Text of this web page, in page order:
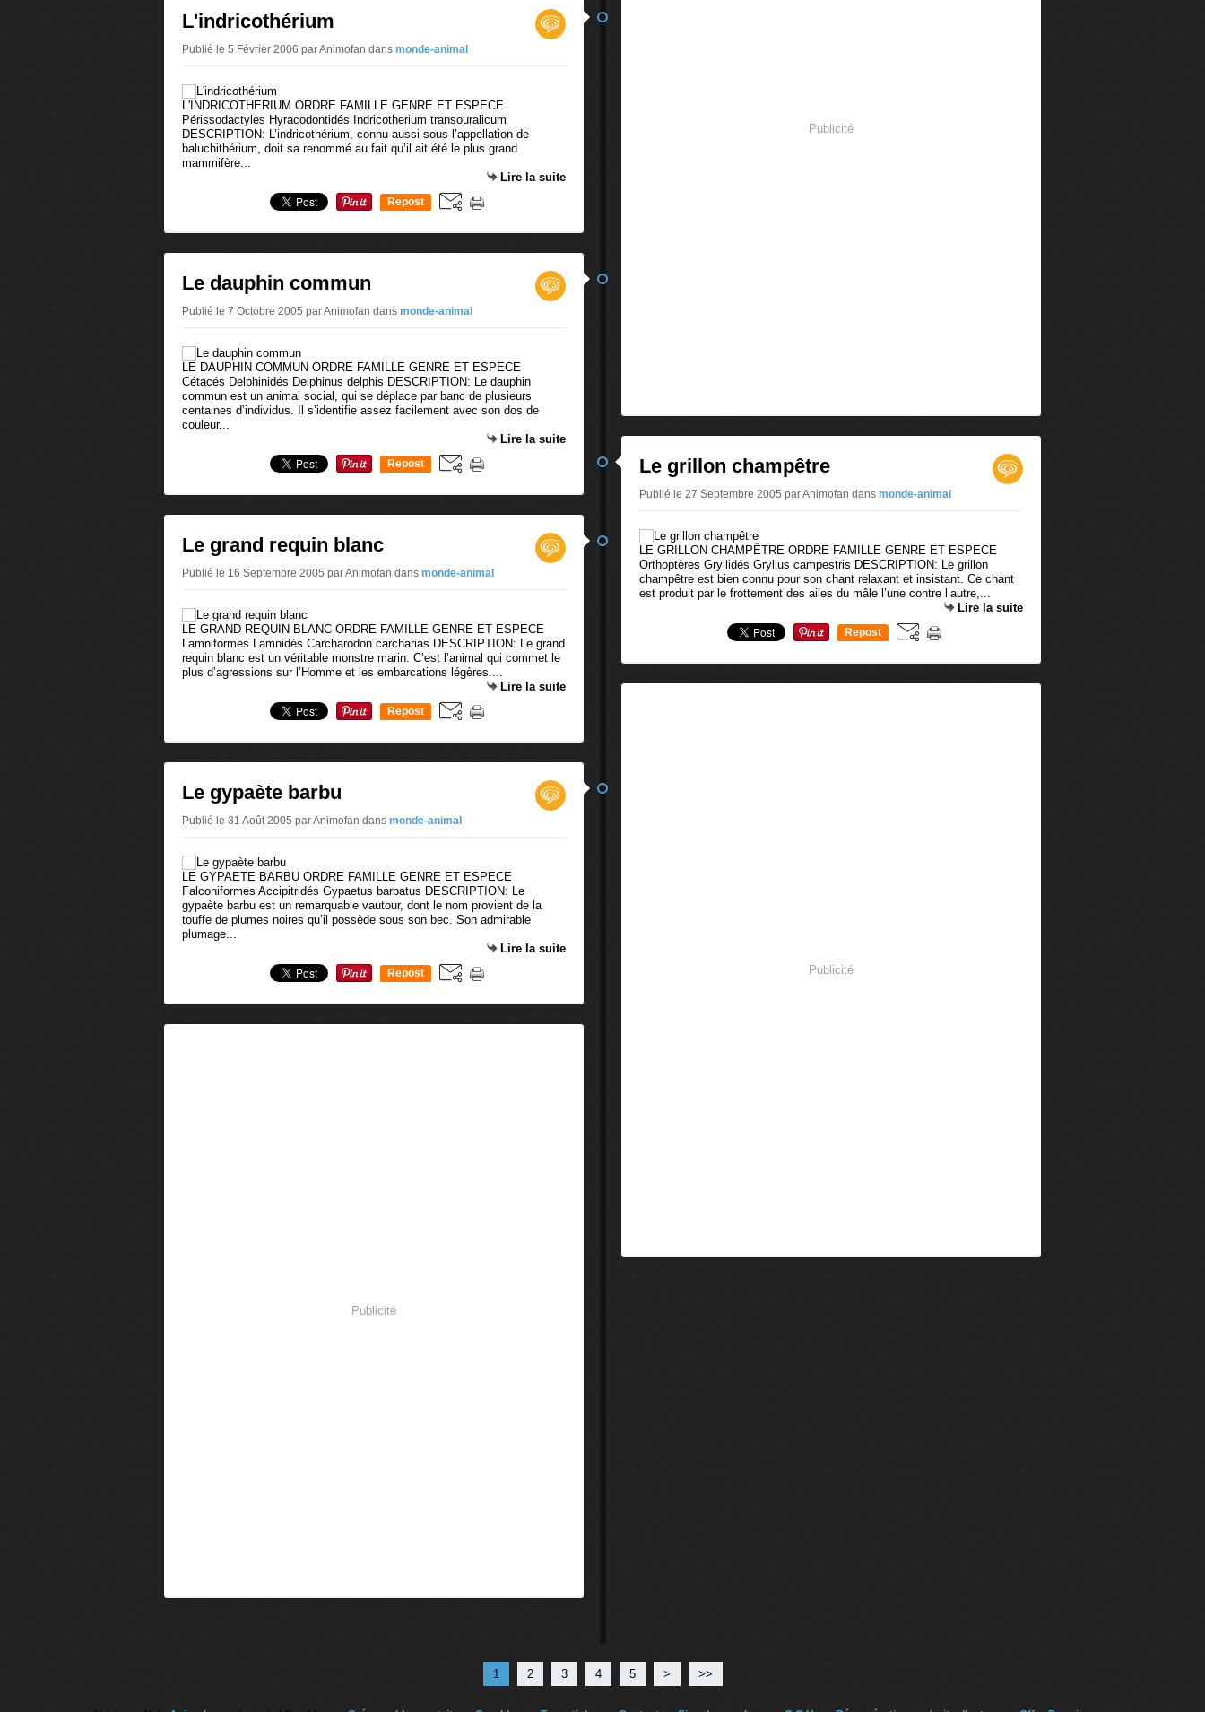
L'indricothérium
Publié le 5 Février 2006 par Animofan dans monde-animal
L'INDRICOTHERIUM ORDRE FAMILLE GENRE ET ESPECE
Périssodactyles Hyracodontidés Indricotherium transouralicum
DESCRIPTION: L’indricothérium, connu aussi sous l’appellation de
baluchithérium, doit sa renommé au fait qu’il ait été le plus grand
mammifère...
Lire la suite
Repost
Le dauphin commun
Publié le 7 Octobre 2005 par Animofan dans monde-animal
LE DAUPHIN COMMUN ORDRE FAMILLE GENRE ET ESPECE
Cétacés Delphinidés Delphinus delphis DESCRIPTION: Le dauphin
commun est un animal social, qui se déplace par banc de plusieurs
centaines d’individus. Il s’identifie assez facilement avec son dos de
couleur...
Lire la suite
Repost
Le grand requin blanc
Publié le 16 Septembre 2005 par Animofan dans monde-animal
LE GRAND REQUIN BLANC ORDRE FAMILLE GENRE ET ESPECE
Lamniformes Lamnidés Carcharodon carcharias DESCRIPTION: Le grand
requin blanc est un véritable monstre marin. C’est l’animal qui commet le
plus d’agressions sur l’Homme et les embarcations légères....
Lire la suite
Repost
Le gypaète barbu
Publié le 31 Août 2005 par Animofan dans monde-animal
LE GYPAETE BARBU ORDRE FAMILLE GENRE ET ESPECE
Falconiformes Accipitridés Gypaetus barbatus DESCRIPTION: Le
gypaète barbu est un remarquable vautour, dont le nom provient de la
touffe de plumes noires qu’il possède sous son bec. Son admirable
plumage...
Lire la suite
Repost
Publicité
Publicité
Le grillon champêtre
Publié le 27 Septembre 2005 par Animofan dans monde-animal
LE GRILLON CHAMPÊTRE ORDRE FAMILLE GENRE ET ESPECE
Orthoptères Gryllidés Gryllus campestris DESCRIPTION: Le grillon
champêtre est bien connu pour son chant relaxant et insistant. Ce chant
est produit par le frottement des ailes du mâle l’une contre l’autre,...
Lire la suite
Repost
Publicité
1 2 3 4 5 > >>